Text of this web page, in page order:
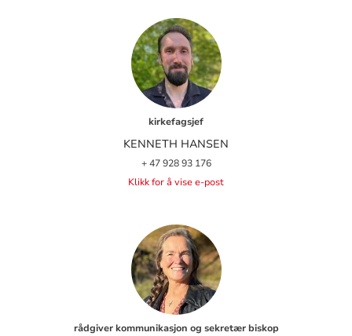
kirkefagsjef
KENNETH HANSEN
+ 47 928 93 176
Klikk for å vise e-post
rådgiver kommunikasjon og sekretær biskop